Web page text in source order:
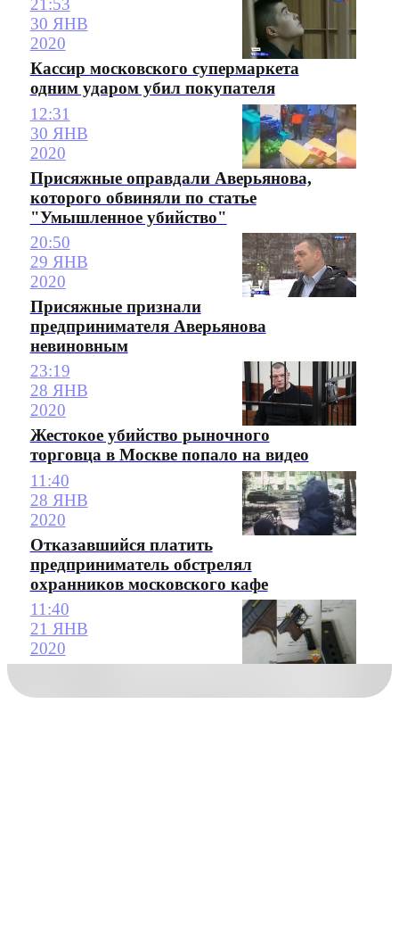
21:53
30 ЯНВ
2020
Кассир московского супермаркета
одним ударом убил покупателя
12:31
30 ЯНВ
2020
Присяжные оправдали Аверьянова,
которого обвиняли по статье
"Умышленное убийство"
20:50
29 ЯНВ
2020
Присяжные признали
предпринимателя Аверьянова
невиновным
23:19
28 ЯНВ
2020
Жестокое убийство рыночного
торговца в Москве попало на видео
11:40
28 ЯНВ
2020
Отказавшийся платить
предприниматель обстрелял
охранников московского кафе
11:40
21 ЯНВ
2020